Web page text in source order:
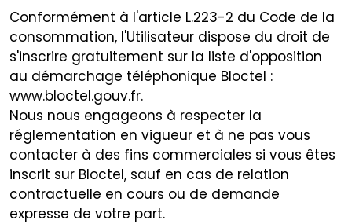
Conformément à l'article L.223-2 du Code de la
consommation, l'Utilisateur dispose du droit de
s'inscrire gratuitement sur la liste d'opposition
au démarchage téléphonique Bloctel :
www.bloctel.gouv.fr.
Nous nous engageons à respecter la
réglementation en vigueur et à ne pas vous
contacter à des fins commerciales si vous êtes
inscrit sur Bloctel, sauf en cas de relation
contractuelle en cours ou de demande
expresse de votre part.